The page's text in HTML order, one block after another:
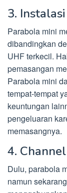
3.
Parabola mini
dibandingkan
UHF terkecil.
pemasangan
Parabola mini
tempat-tempat
keuntungan
pengeluaran
memasangnya.
4.
Dulu, parabola
namun